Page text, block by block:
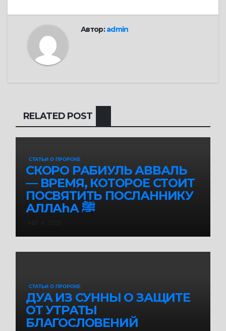
Автор:admin
RELATED POST
СТАТЬИ О ПРОРОКЕ
СКОРО РАБИУЛЬ АВВАЛЬ
— ВРЕМЯ, КОТОРОЕ СТОИТ
ПОСВЯТИТЬ ПОСЛАННИКУ
АЛЛАhА ﷺ
СТАТЬИ О ПРОРОКЕ
ДУА ИЗ СУННЫ О ЗАЩИТЕ
ОТ УТРАТЫ
БЛАГОСЛОВЕНИЙ